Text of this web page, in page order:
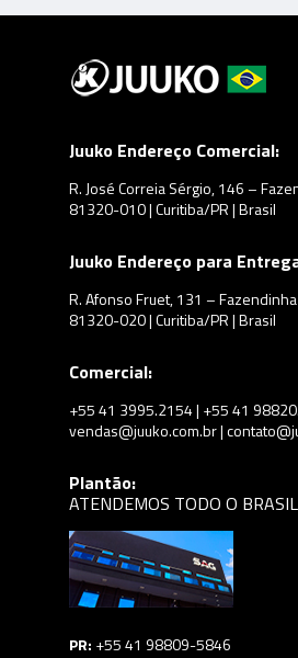
Juuko Endereço Comercial:
R. José Correia Sérgio, 146 –
81320-010 | Curitiba/PR | Brasil
Juuko Endereço para
R. Afonso Fruet, 131 – Fazendinha
81320-020 | Curitiba/PR | Brasil
Comercial:
+55 41 3995.2154 | +55 41
vendas@juuko.com.br |
Plantão:
ATENDEMOS TODO O
PR: +55 41 98809-5846